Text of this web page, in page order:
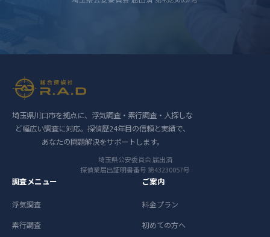
埼玉県川口市を拠点に、浮気調査・素行調査・人探しな
ど幅広い調査に対応。探偵歴24年目の信頼と実績で、
あなたの問題解決をサポートします。
埼玉県公安委員会 届出済
探偵業届出証明書番号 第43230057号
調査メニュー
浮気調査
素行調査
ご案内
料金プラン
初めての方へ